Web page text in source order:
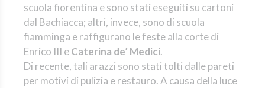
scuola fiorentina e sono stati eseguiti su cartoni
dal Bachiacca; altri, invece, sono di scuola
fiamminga e raffigurano le feste alla corte di
Enrico III eCaterina de’ Medici.
Di recente, tali arazzi sono stati tolti dalle pareti
per motivi di pulizia e restauro. A causa della luce